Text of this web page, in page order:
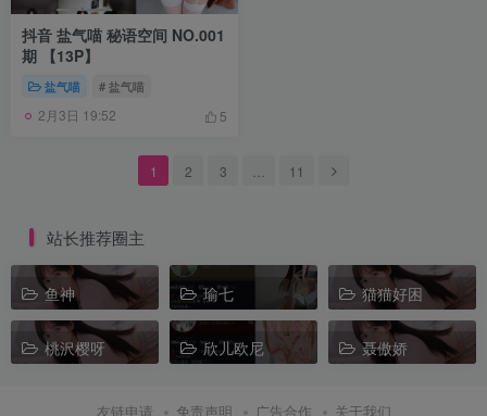
抖音 盐气喵 秘语空间 NO.001
期 【13P】
盐气喵 # 盐气喵
2月3日 19:52 5
1 2 3 11
站长推荐圈主
鱼神 瑜七 猫猫好困
桃沢樱呀 欣儿欧尼 聂傲娇
友链申请 免责声明 广告合作 关于我们